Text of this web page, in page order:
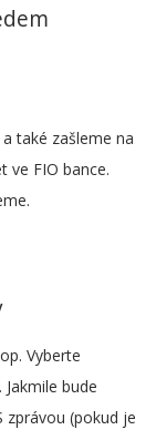
také zašleme na
ve FIO bance.
Vyberte
bude
zprávou (pokud je